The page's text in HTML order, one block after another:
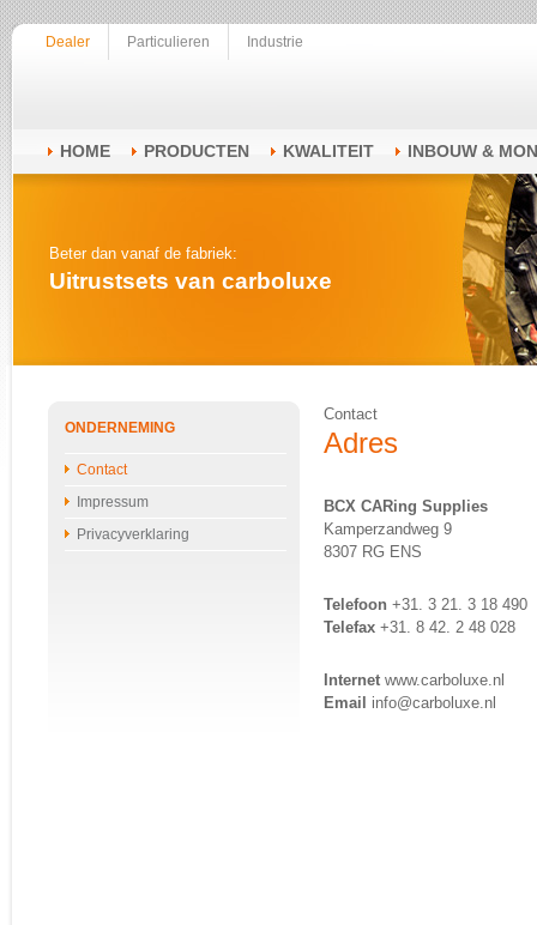
Dealer Particulieren Industrie
HOME PRODUCTEN KWALITEIT INBOUW &
Beter dan vanaf de fabriek:
Uitrustsets van carboluxe
ONDERNEMING
Contact
Impressum
Privacyverklaring
Contact
Adres
BCX CARing Supplies
Kamperzandweg 9
8307 RG ENS
Telefoon +31. 3 21. 3 18 490
Telefax +31. 8 42. 2 48 028
Internet www.carboluxe.nl
Email
info@carboluxe.nl